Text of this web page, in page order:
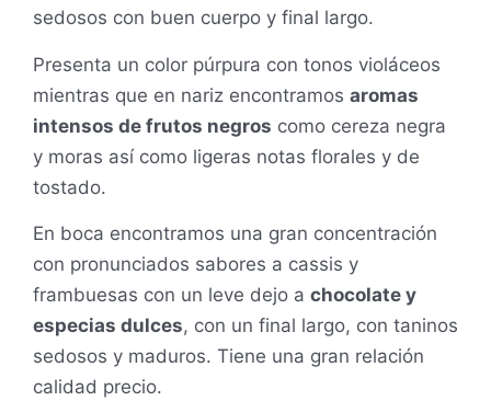
sedosos con buen cuerpo y final largo.
Presenta un color púrpura con tonos violáceos
mientras que en nariz encontramos aromas
intensos de frutos negros como cereza negra
y moras así como ligeras notas florales y de
tostado.
En boca encontramos una gran concentración
con pronunciados sabores a cassis y
frambuesas con un leve dejo a chocolate y
especias dulces, con un final largo, con taninos
sedosos y maduros. Tiene una gran relación
calidad precio.